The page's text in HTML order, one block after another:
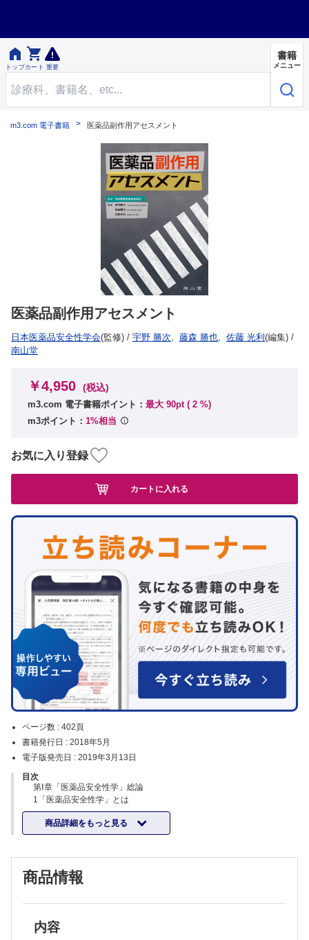

トップ

カート 重要
書籍
メニュー
m3.com 電子書籍 医薬品副作用アセスメント
医薬品副作用アセスメント
日本医薬品安全性学会(監修) / 宇野 勝次, 藤森 勝也, 佐藤 光利 (編集) /
南山堂
ページ数 : 402頁
書籍発行日 : 2018年5月
電子版発売日 : 2019年3月13日
目次
第Ⅰ章「医薬品安全性学」総論
1「医薬品安全性学」とは
A.「医薬品の適正使用」が求められる背景と社会的意義
・過去の薬害からの教訓
・医薬品の「有効性」と「安全性」のバランス
・薬剤師誕生に基づく薬剤師の原点
・薬剤師倫理規定に基づく薬剤師の責務
・医薬品安全性管理における副作用アセスメントの重要性
2 医薬品副作用の分類と発症メカニズム
商品詳細をもっと見る
￥4,950 (税込)
m3.com 電子書籍ポイント： 最大 90pt ( 2 %)
m3ポイント： 1%相当
お気に入り登録
カートに入れる
商品情報
内容